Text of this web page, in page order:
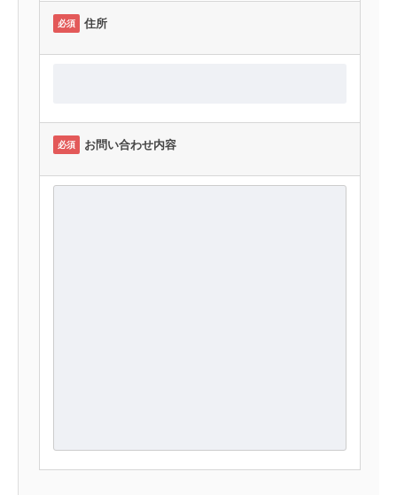
必須 住所
必須 お問い合わせ内容